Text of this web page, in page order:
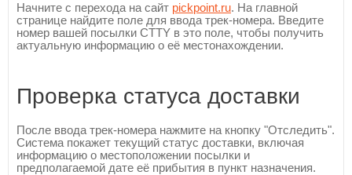
Начните с перехода на сайт pickpoint.ru. На главной
странице найдите поле для ввода трек-номера. Введите
номер вашей посылки CTTY в это поле, чтобы получить
актуальную информацию о её местонахождении.
Проверка статуса доставки
После ввода трек-номера нажмите на кнопку "Отследить".
Система покажет текущий статус доставки, включая
информацию о местоположении посылки и
предполагаемой дате её прибытия в пункт назначения.